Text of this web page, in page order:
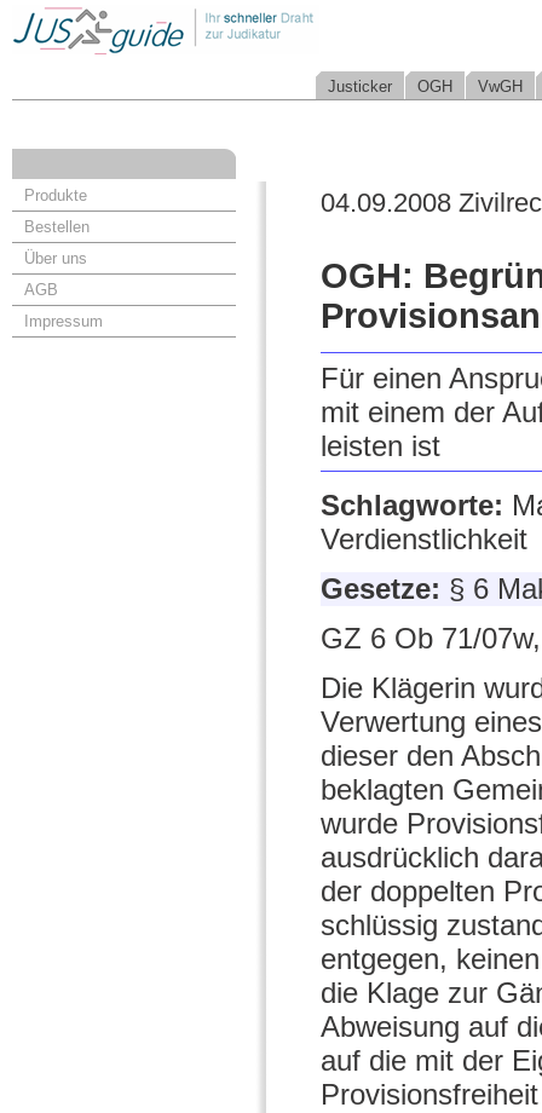
Justicker OGH VwGH
Produkte
Bestellen
Über uns
AGB
Impressum
04.09.2008
OGH:
Für einen
mit einem der
leisten ist
Schlagworte:
Verdienstlichkeit
Gesetze: § 6
GZ 6 Ob 71/
Die Klägerin
Verwertung
dieser den
beklagten
wurde
ausdrücklich
der doppelten
schlüssig
entgegen,
die Klage zur
Abweisung auf
auf die mit der